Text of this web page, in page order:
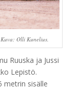
Olli Kunelius.
Ruuska ja Jussi
Lepistö.
metrin sisälle